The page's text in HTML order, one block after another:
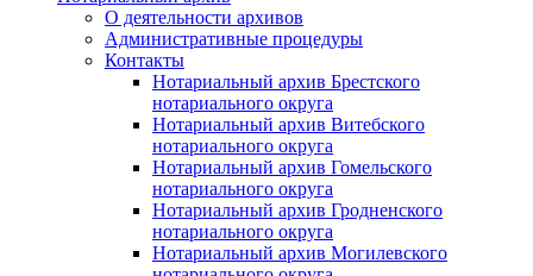
О деятельности архивов
Административные процедуры
Контакты
Нотариальный архив Брестского
нотариального округа
Нотариальный архив Витебского
нотариального округа
Нотариальный архив Гомельского
нотариального округа
Нотариальный архив Гродненского
нотариального округа
Нотариальный архив Могилевского